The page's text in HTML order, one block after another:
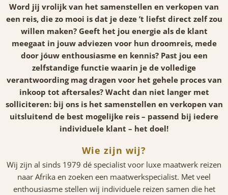
Word jij vrolijk van het samenstellen en verkopen van
een reis, die zo mooi is dat je deze ’t liefst direct zelf zou
willen maken? Geeft het jou energie als de klant
meegaat in jouw adviezen voor hun droomreis, mede
door jóuw enthousiasme en kennis? Past jou een
zelfstandige functie waarin je de volledige
verantwoording mag dragen voor het gehele proces van
inkoop tot aftersales? Wacht dan niet langer met
solliciteren: bij ons is het samenstellen en verkopen van
uitsluitend de best mogelijke reis – passend bij iedere
individuele klant – het doel!
Wie zijn wij?
Wij zijn al sinds 1979 dé specialist voor luxe maatwerk reizen
naar Afrika en zoeken een maatwerkspecialist. Met veel
enthousiasme stellen wij individuele reizen samen die het